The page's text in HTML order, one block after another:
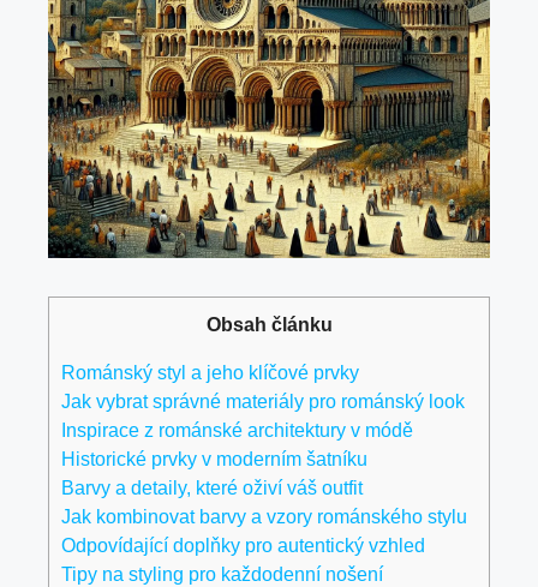
Obsah článku
Románský styl a jeho klíčové prvky
Jak vybrat správné materiály pro románský look
Inspirace z románské architektury v módě
Historické prvky v moderním šatníku
Barvy a detaily, které oživí váš outfit
Jak kombinovat barvy a vzory románského stylu
Odpovídající doplňky pro autentický vzhled
Tipy na styling pro každodenní nošení